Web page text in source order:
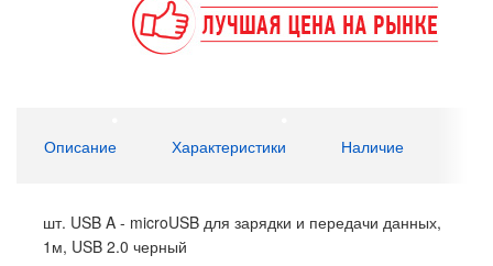
Описание Характеристики Наличие
шт. USB A - microUSB для зарядки и передачи данных,
1м, USB 2.0 черный